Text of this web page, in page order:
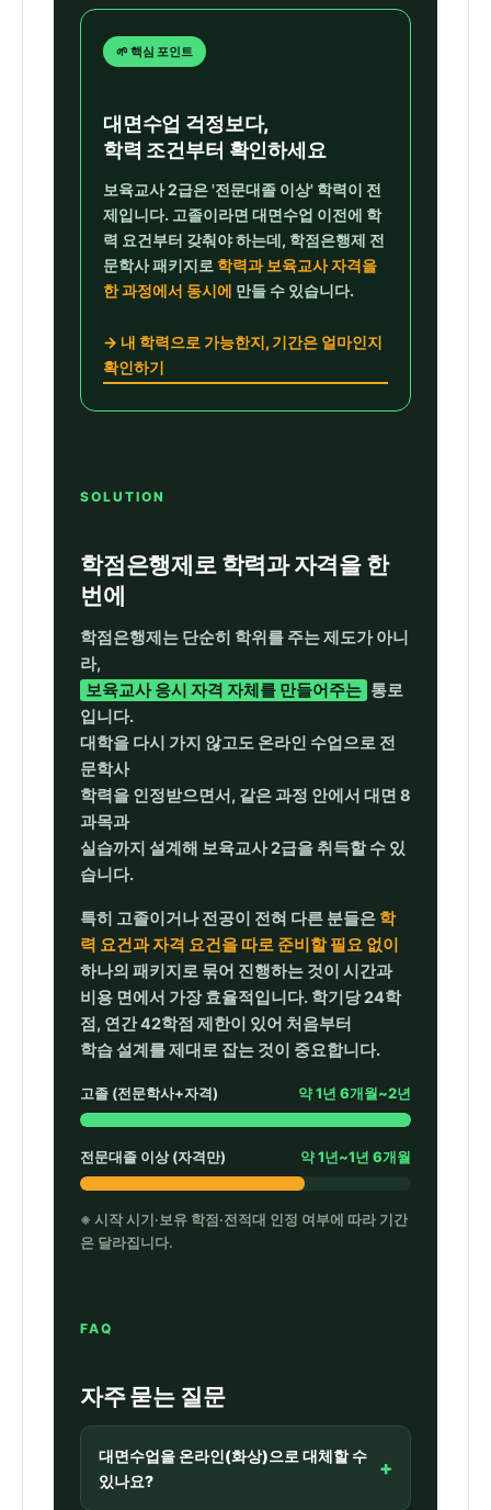
🌱 핵심 포인트
대면수업 걱정보다,
학력 조건부터 확인하세요
보육교사 2급은 '전문대졸 이상' 학력이 전
제입니다. 고졸이라면 대면수업 이전에 학
력 요건부터 갖춰야 하는데, 학점은행제 전
문학사 패키지로 학력과 보육교사 자격을
한 과정에서 동시에 만들 수 있습니다.
→ 내 학력으로 가능한지, 기간은 얼마인지
확인하기
SOLUTION
학점은행제로 학력과 자격을 한
번에
학점은행제는 단순히 학위를 주는 제도가 아니
라,
보육교사 응시 자격 자체를 만들어주는 통로
입니다.
대학을 다시 가지 않고도 온라인 수업으로 전
문학사
학력을 인정받으면서, 같은 과정 안에서 대면 8
과목과
실습까지 설계해 보육교사 2급을 취득할 수 있
습니다.
특히 고졸이거나 전공이 전혀 다른 분들은 학
력 요건과 자격 요건을 따로 준비할 필요 없이
하나의 패키지로 묶어 진행하는 것이 시간과
비용 면에서 가장 효율적입니다. 학기당 24학
점, 연간 42학점 제한이 있어 처음부터
학습 설계를 제대로 잡는 것이 중요합니다.
고졸 (전문학사+자격) 약 1년 6개월~2년
전문대졸 이상 (자격만) 약 1년~1년 6개월
※ 시작 시기·보유 학점·전적대 인정 여부에 따라 기간
은 달라집니다.
FAQ
자주 묻는 질문
대면수업을 온라인(화상)으로 대체할 수
있나요?
+